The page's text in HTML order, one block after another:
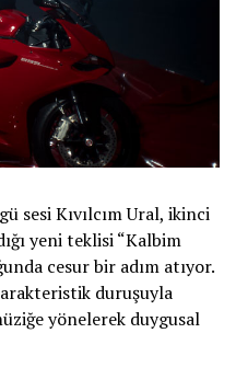
sesi Kıvılcım Ural, ikinci
yeni teklisi “Kalbim
cesur bir adım atıyor.
duruşuyla
yönelerek duygusal